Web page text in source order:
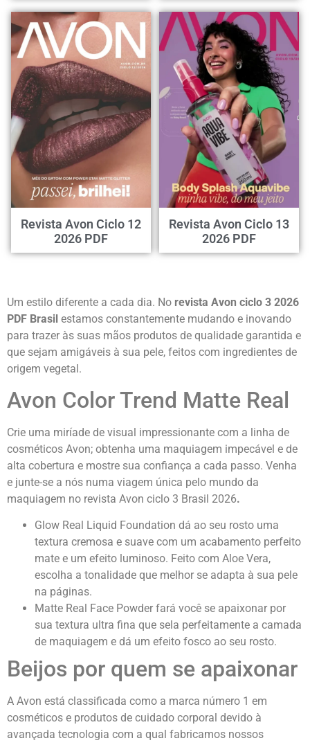
Revista Avon Ciclo 12
2026 PDF
Revista Avon Ciclo 13
2026 PDF
Um estilo diferente a cada dia. No revista Avon ciclo 3 2026
PDF Brasil estamos constantemente mudando e inovando
para trazer às suas mãos produtos de qualidade garantida e
que sejam amigáveis à sua pele, feitos com ingredientes de
origem vegetal.
Avon Color Trend Matte Real
Crie uma miríade de visual impressionante com a linha de
cosméticos Avon; obtenha uma maquiagem impecável e de
alta cobertura e mostre sua confiança a cada passo. Venha
e junte-se a nós numa viagem única pelo mundo da
maquiagem no revista Avon ciclo 3 Brasil 2026.
Glow Real Liquid Foundation dá ao seu rosto uma
textura cremosa e suave com um acabamento perfeito
mate e um efeito luminoso. Feito com Aloe Vera,
escolha a tonalidade que melhor se adapta à sua pele
na páginas.
Matte Real Face Powder fará você se apaixonar por
sua textura ultra fina que sela perfeitamente a camada
de maquiagem e dá um efeito fosco ao seu rosto.
Beijos por quem se apaixonar
A Avon está classificada como a marca número 1 em
cosméticos e produtos de cuidado corporal devido à
avançada tecnologia com a qual fabricamos nossos